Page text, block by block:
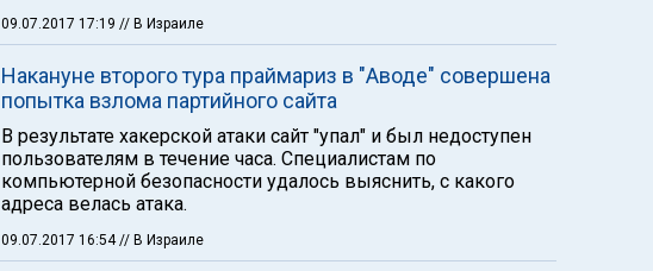
09.07.2017 17:19 // В Израиле
Накануне второго тура праймариз в "Аводе" совершена
попытка взлома партийного сайта
В результате хакерской атаки сайт "упал" и был недоступен
пользователям в течение часа. Специалистам по
компьютерной безопасности удалось выяснить, с какого
адреса велась атака.
09.07.2017 16:54// В Израиле